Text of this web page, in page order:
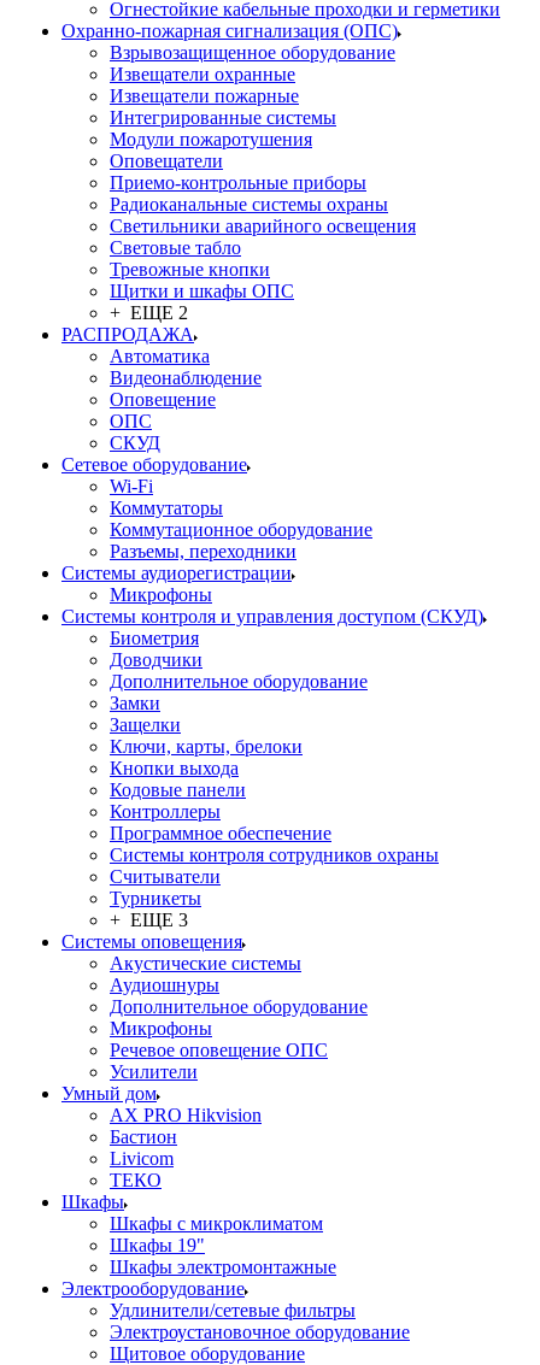
Огнестойкие кабельные проходки и герметики
Охранно-пожарная сигнализация (ОПС)
Взрывозащищенное оборудование
Извещатели охранные
Извещатели пожарные
Интегрированные системы
Модули пожаротушения
Оповещатели
Приемо-контрольные приборы
Радиоканальные системы охраны
Светильники аварийного освещения
Световые табло
Тревожные кнопки
Щитки и шкафы ОПС
+ ЕЩЕ 2
РАСПРОДАЖА
Автоматика
Видеонаблюдение
Оповещение
ОПС
СКУД
Сетевое оборудование
Wi-Fi
Коммутаторы
Коммутационное оборудование
Разъемы, переходники
Системы аудиорегистрации
Микрофоны
Системы контроля и управления доступом (СКУД)
Биометрия
Доводчики
Дополнительное оборудование
Замки
Защелки
Ключи, карты, брелоки
Кнопки выхода
Кодовые панели
Контроллеры
Программное обеспечение
Системы контроля сотрудников охраны
Считыватели
Турникеты
+ ЕЩЕ 3
Системы оповещения
Акустические системы
Аудиошнуры
Дополнительное оборудование
Микрофоны
Речевое оповещение ОПС
Усилители
Умный дом
AX PRO Hikvision
Бастион
Livicom
ТЕКО
Шкафы
Шкафы с микроклиматом
Шкафы 19"
Шкафы электромонтажные
Электрооборудование
Удлинители/сетевые фильтры
Электроустановочное оборудование
Щитовое оборудование